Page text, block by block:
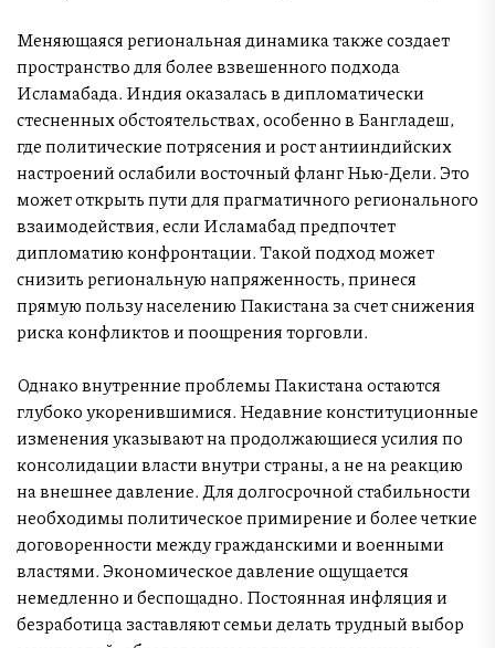
Меняющаяся региональная динамика также создает
пространство для более взвешенного подхода
Исламабада. Индия оказалась в дипломатически
стесненных обстоятельствах, особенно в Бангладеш,
где политические потрясения и рост антииндийских
настроений ослабили восточный фланг Нью-Дели. Это
может открыть пути для прагматичного регионального
взаимодействия, если Исламабад предпочтет
дипломатию конфронтации. Такой подход может
снизить региональную напряженность, принеся
прямую пользу населению Пакистана за счет снижения
риска конфликтов и поощрения торговли.
Однако внутренние проблемы Пакистана остаются
глубоко укоренившимися. Недавние конституционные
изменения указывают на продолжающиеся усилия по
консолидации власти внутри страны, а не на реакцию
на внешнее давление. Для долгосрочной стабильности
необходимы политическое примирение и более четкие
договоренности между гражданскими и военными
властями. Экономическое давление ощущается
немедленно и беспощадно. Постоянная инфляция и
безработица заставляют семьи делать трудный выбор